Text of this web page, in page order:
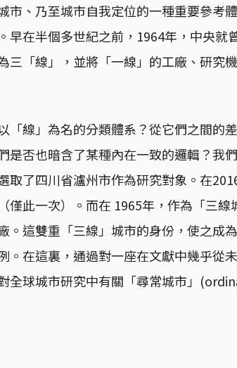
市、乃至城市自我定位的一種重要參考
早在半個多世紀之前，1964年，中央就
三「線」，並將「一線」的工廠、研究
「線」為名的分類體系？從它們之間的
是否也暗含了某種內在一致的邏輯？我
取了四川省瀘州市作為研究對象。在
僅此一次）。而在 1965年，作為「三
。這雙重「三線」城市的身份，使之成
。在這裏，通過對一座在文獻中幾乎從
全球城市研究中有關「尋常城市」